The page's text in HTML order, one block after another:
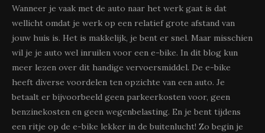
Wanneer je vaak met de auto naar het werk gaat is dat
wellicht omdat je werk op een relatief grote afstand van
jouw huis is. Het is makkelijk, je bent er snel. Maar misschien
wil je je auto wel inruilen voor een e-bike. In dit blog kun
meer lezen over dit handige vervoersmiddel. De e-bike
heeft diverse voordelen ten opzichte van een auto. Je
betaalt er bijvoorbeeld geen parkeerkosten voor, geen
benzinekosten en geen wegenbelasting. En je bent tijdens
een ritje op de e-bike lekker in de buitenlucht! Zo begin je